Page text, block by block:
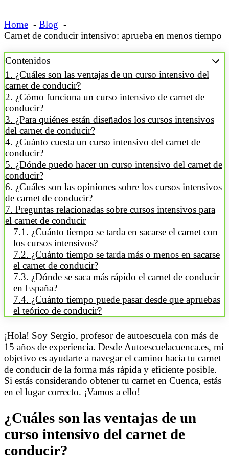
Home
Blog
Carnet de conducir intensivo: aprueba en menos tiempo
Contenidos
¿Cuáles son las ventajas de un curso intensivo del
carnet de conducir?
¿Cómo funciona un curso intensivo de carnet de
conducir?
¿Para quiénes están diseñados los cursos intensivos
del carnet de conducir?
¿Cuánto cuesta un curso intensivo del carnet de
conducir?
¿Dónde puedo hacer un curso intensivo del carnet de
conducir?
¿Cuáles son las opiniones sobre los cursos intensivos
de carnet de conducir?
Preguntas relacionadas sobre cursos intensivos para
el carnet de conducir
¿Cuánto tiempo se tarda en sacarse el carnet con
los cursos intensivos?
¿Cuánto tiempo se tarda más o menos en sacarse
el carnet de conducir?
¿Dónde se saca más rápido el carnet de conducir
en España?
¿Cuánto tiempo puede pasar desde que apruebas
el teórico de conducir?
¡Hola! Soy Sergio, profesor de autoescuela con más de
15 años de experiencia. Desde Autoescuelacuenca.es, mi
objetivo es ayudarte a navegar el camino hacia tu carnet
de conducir de la forma más rápida y eficiente posible.
Si estás considerando obtener tu carnet en Cuenca, estás
en el lugar correcto. ¡Vamos a ello!
¿Cuáles son las ventajas de un
curso intensivo del carnet de
conducir?